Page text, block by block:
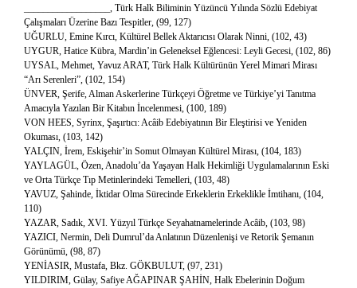
__________________, Türk Halk Biliminin Yüzüncü Yılında Sözlü Edebiyat
Çalışmaları Üzerine Bazı Tespitler, (99, 127)
UĞURLU, Emine Kırcı, Kültürel Bellek Aktarıcısı Olarak Ninni, (102, 43)
UYGUR, Hatice Kübra, Mardin’in Geleneksel Eğlencesi: Leyli Gecesi, (102, 86)
UYSAL, Mehmet, Yavuz ARAT, Türk Halk Kültürünün Yerel Mimari Mirası
“Arı Serenleri”, (102, 154)
ÜNVER, Şerife, Alman Askerlerine Türkçeyi Öğretme ve Türkiye’yi Tanıtma
Amacıyla Yazılan Bir Kitabın İncelenmesi, (100, 189)
VON HEES, Syrinx, Şaşırtıcı: Acâib Edebiyatının Bir Eleştirisi ve Yeniden
Okuması, (103, 142)
YALÇIN, İrem, Eskişehir’in Somut Olmayan Kültürel Mirası, (104, 183)
YAYLAGÜL, Özen, Anadolu’da Yaşayan Halk Hekimliği Uygulamalarının Eski
ve Orta Türkçe Tıp Metinlerindeki Temelleri, (103, 48)
YAVUZ, Şahinde, İktidar Olma Sürecinde Erkeklerin Erkeklikle İmtihanı, (104,
110)
YAZAR, Sadık, XVI. Yüzyıl Türkçe Seyahatnamelerinde Acâib, (103, 98)
YAZICI, Nermin, Deli Dumrul’da Anlatının Düzenlenişi ve Retorik Şemanın
Görünümü, (98, 87)
YENİASIR, Mustafa, Bkz. GÖKBULUT, (97, 231)
YILDIRIM, Gülay, Safiye AĞAPINAR ŞAHİN, Halk Ebelerinin Doğum